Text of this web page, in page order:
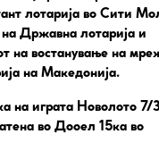
лотарија во Сити
Државна лотарија и
на востанување на
на Македонија.
на играта Новолото 7/
во Дооел 15ка во